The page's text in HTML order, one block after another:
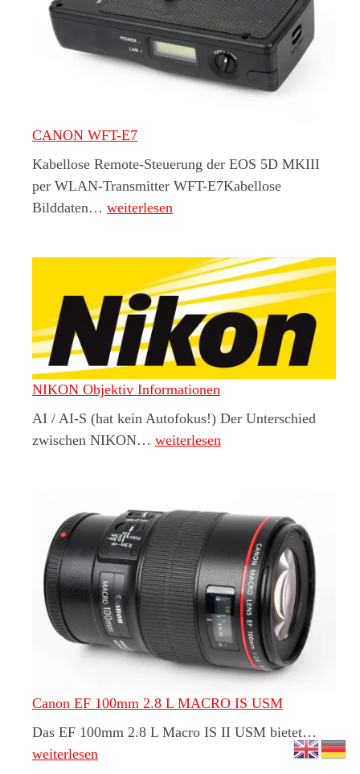
CANON WFT-E7
Kabellose Remote-Steuerung der EOS 5D MKIII
per WLAN-Transmitter WFT-E7Kabellose
Bilddaten… CANON WFT-E7
weiterlesen
NIKON Objektiv Informationen
AI / AI-S (hat kein Autofokus!) Der Unterschied
zwischen NIKON… NIKON Objektiv Informationen
weiterlesen
Canon EF 100mm 2.8 L MACRO IS USM
Das EF 100mm 2.8 L Macro IS II USM bietet…
weiterlesen